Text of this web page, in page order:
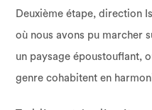
Deuxième étape, direction
où nous avons pu marcher
un paysage époustouflant,
genre cohabitent en